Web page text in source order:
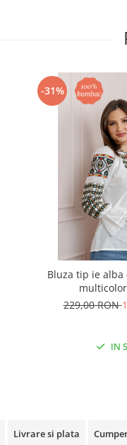
-31%
Bluza tip ie
229,00 RON
IN
Livrare si plata